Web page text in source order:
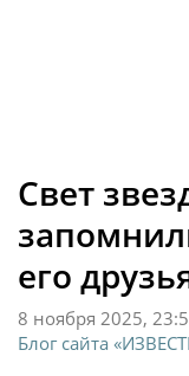
Свет
его
8 ноября 2025,
Блог сайта